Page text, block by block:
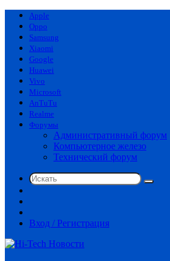
Apple
Oppo
Samsung
Xiaomi
Google
Huawei
Vivo
Microsoft
AnTuTu
Realme
Форумы
Административный форум
Компьютерное железо
Технический форум
Искать
статья
Вход / Регистрация